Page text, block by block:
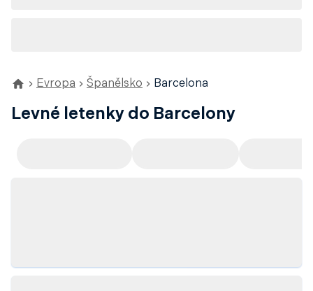
Evropa Španělsko Barcelona
Levné letenky do Barcelony